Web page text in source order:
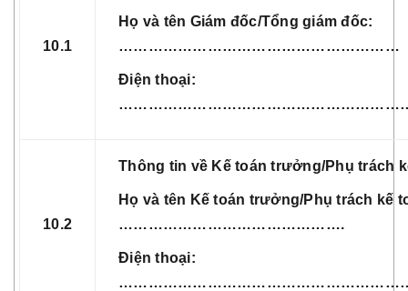
10.1
Họ và tên Giám đốc/Tổng giám đốc:
…………………………………………………
Điện thoại:
10.2
Thông tin về Kế toán trưởng/Phụ trách
Họ và tên Kế toán trưởng/Phụ trách kế
……………………………………….
Điện thoại: